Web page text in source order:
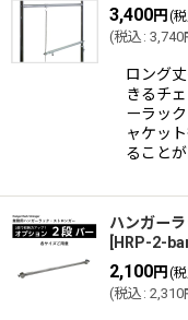
3,400円(
(税込 : 3,740
ロング
きるチ
ーラッ
ャケッ
ること
ハンガー
[HRP-2-
2,100円(
(税込 : 2,310